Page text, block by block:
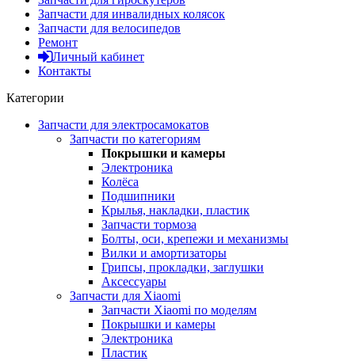
Запчасти для инвалидных колясок
Запчасти для велосипедов
Ремонт
Личный кабинет
Контакты
Категории
Запчасти для электросамокатов
Запчасти по категориям
Покрышки и камеры
Электроника
Колёса
Подшипники
Крылья, накладки, пластик
Запчасти тормоза
Болты, оси, крепежи и механизмы
Вилки и амортизаторы
Грипсы, прокладки, заглушки
Аксессуары
Запчасти для Xiaomi
Запчасти Xiaomi по моделям
Покрышки и камеры
Электроника
Пластик